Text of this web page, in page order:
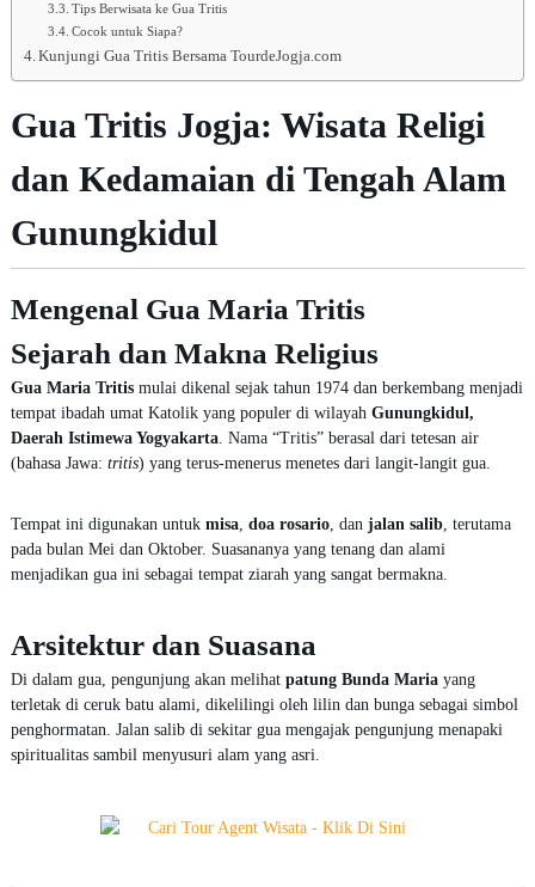
Tips Berwisata ke Gua Tritis
Cocok untuk Siapa?
Kunjungi Gua Tritis Bersama TourdeJogja.com
Gua Tritis Jogja: Wisata Religi
dan Kedamaian di Tengah Alam
Gunungkidul
Mengenal Gua Maria Tritis
Sejarah dan Makna Religius
Gua Maria Tritismulai dikenal sejak tahun 1974 dan berkembang menjadi
tempat ibadah umat Katolik yang populer di wilayah Gunungkidul,
Daerah Istimewa Yogyakarta. Nama “Tritis” berasal dari tetesan air
(bahasa Jawa: tritis) yang terus-menerus menetes dari langit-langit gua.
Tempat ini digunakan untuk misa, doa rosario, dan jalan salib, terutama
pada bulan Mei dan Oktober. Suasananya yang tenang dan alami
menjadikan gua ini sebagai tempat ziarah yang sangat bermakna.
Arsitektur dan Suasana
Di dalam gua, pengunjung akan melihat patung Bunda Mariayang
terletak di ceruk batu alami, dikelilingi oleh lilin dan bunga sebagai simbol
penghormatan. Jalan salib di sekitar gua mengajak pengunjung menapaki
spiritualitas sambil menyusuri alam yang asri.